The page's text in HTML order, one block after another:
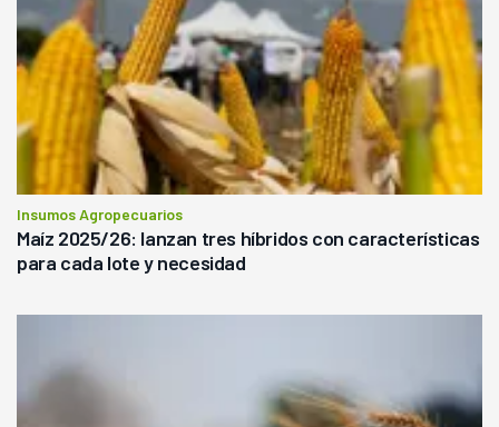
Insumos Agropecuarios
Maíz 2025/26: lanzan tres híbridos con características
para cada lote y necesidad